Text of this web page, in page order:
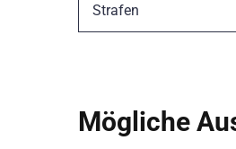
Strafen
Mögliche